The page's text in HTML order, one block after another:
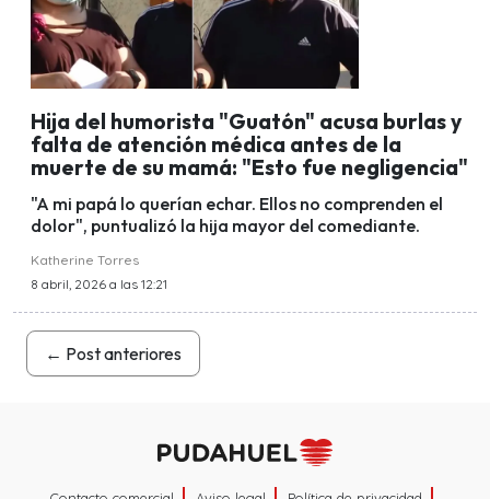
Hija del humorista "Guatón" acusa burlas y
falta de atención médica antes de la
muerte de su mamá: "Esto fue negligencia"
"A mi papá lo querían echar. Ellos no comprenden el
dolor", puntualizó la hija mayor del comediante.
Katherine Torres
8 abril, 2026 a las 12:21
← Post anteriores